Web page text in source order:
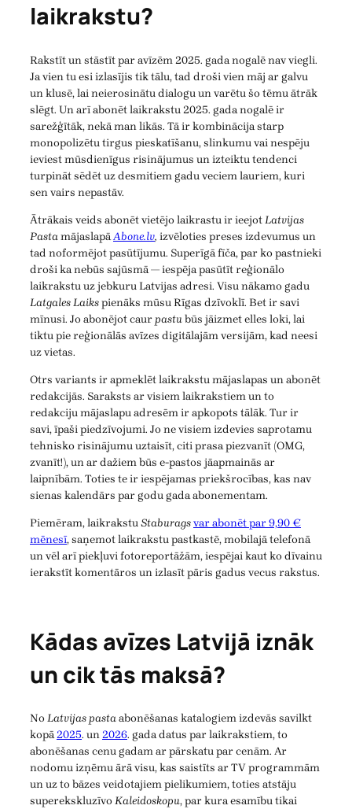
laikrakstu?
Rakstīt un stāstīt par avīzēm 2025. gada nogalē nav viegli.
Ja vien tu esi izlasījis tik tālu, tad droši vien māj ar galvu
un klusē, lai neierosinātu dialogu un varētu šo tēmu ātrāk
slēgt. Un arī abonēt laikrakstu 2025. gada nogalē ir
sarežģītāk, nekā man likās. Tā ir kombinācija starp
monopolizētu tirgus pieskatīšanu, slinkumu vai nespēju
ieviest mūsdienīgus risinājumus un izteiktu tendenci
turpināt sēdēt uz desmitiem gadu veciem lauriem, kuri
sen vairs nepastāv.
Ātrākais veids abonēt vietējo laikrastu ir ieejotLatvijas
PastamājaslapāAbone.lv, izvēloties preses izdevumus un
tad noformējot pasūtījumu. Superīgā fīča, par ko pastnieki
droši ka nebūs sajūsmā — iespēja pasūtīt reģionālo
laikrakstu uz jebkuru Latvijas adresi. Visu nākamo gadu
Latgales Laikspienāks mūsu Rīgas dzīvoklī. Bet ir savi
mīnusi. Jo abonējot caurpastubūs jāizmet elles loki, lai
tiktu pie reģionālās avīzes digitālajām versijām, kad neesi
uz vietas.
Otrs variants ir apmeklēt laikrakstu mājaslapas un abonēt
redakcijās. Saraksts ar visiem laikrakstiem un to
redakciju mājaslapu adresēm ir apkopots tālāk. Tur ir
savi, īpaši piedzīvojumi. Jo ne visiem izdevies saprotamu
tehnisko risinājumu uztaisīt, citi prasa piezvanīt (OMG,
zvanīt!), un ar dažiem būs e-pastos jāapmainās ar
laipnībām. Toties te ir iespējamas priekšrocības, kas nav
sienas kalendārs par godu gada abonementam.
Piemēram, laikrakstuStaburagsvar abonēt par 9,90 €
mēnesī, saņemot laikrakstu pastkastē, mobilajā telefonā
un vēl arī piekļuvi fotoreportāžām, iespējai kaut ko dīvainu
ierakstīt komentāros un izlasīt pāris gadus vecus rakstus.
Kādas avīzes Latvijā iznāk
un cik tās maksā?
NoLatvijas pastaabonēšanas katalogiem izdevās savilkt
kopā2025. un2026. gada datus par laikrakstiem, to
abonēšanas cenu gadam ar pārskatu par cenām. Ar
nodomu izņēmu ārā visu, kas saistīts ar TV programmām
un uz to bāzes veidotajiem pielikumiem, toties atstāju
superekskluzīvoKaleidoskopu, par kura esamību tikai